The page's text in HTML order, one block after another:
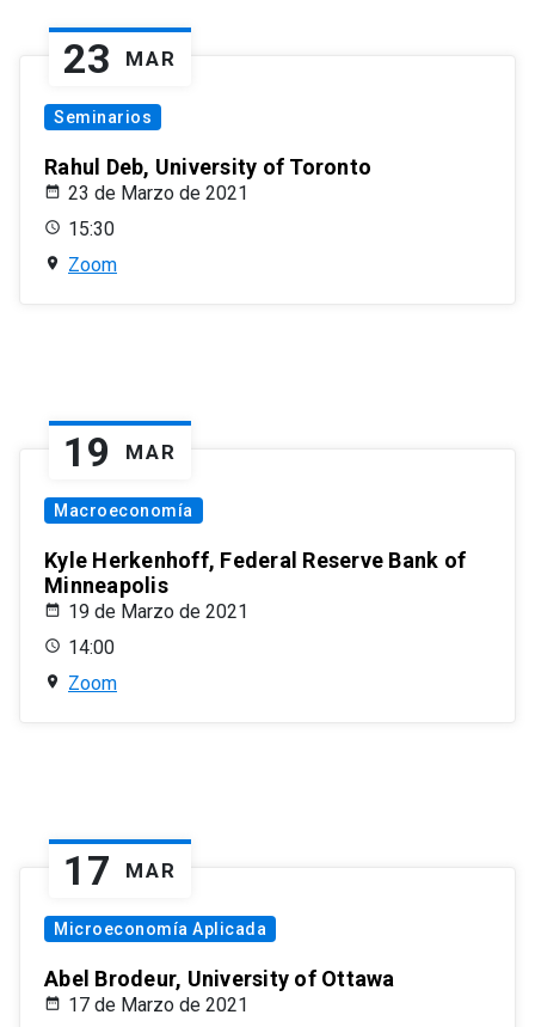
23 MAR
Seminarios
Rahul Deb, University of Toronto
23 de Marzo de 2021
15:30
Zoom
19 MAR
Macroeconomía
Kyle Herkenhoff, Federal Reserve Bank of
Minneapolis
19 de Marzo de 2021
14:00
Zoom
17 MAR
Microeconomía Aplicada
Abel Brodeur, University of Ottawa
17 de Marzo de 2021